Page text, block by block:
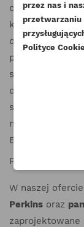
charakteryzują
konkretnego
dopasowanie.
pracowników
szybką
dostępne od
się z pełną
nawet
Esilniki24.pl!
Panewki
W naszej
Perkins oraz
przez nas i
przetwarzaniu
Polityce